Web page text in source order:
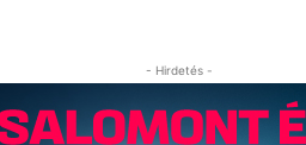
- Hirdetés -